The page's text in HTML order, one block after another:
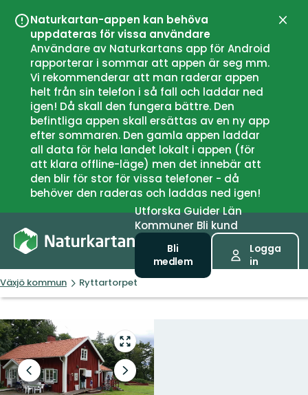
Naturkartan-appen kan behöva
uppdateras för vissa användare
Användare av Naturkartans app för Android
rapporterar i sommar att appen är seg mm.
Vi rekommenderar att man raderar appen
helt från sin telefon i så fall och laddar ned
igen! Då skall den fungera bättre. Den
befintliga appen skall ersättas av en ny app
efter sommaren. Den gamla appen laddar
all data för hela landet lokalt i appen (för
att klara offline-läge) men det innebär att
den blir för stor för vissa telefoner - då
behöver den raderas och laddas ned igen!
UtforskaGuiderLän
Kommuner Bli kund
Bli
medlem
Logga
in
Växjö kommun Ryttartorpet
Gå
till
helskärmsläge
Föregående
bild
Nästa
bildspel